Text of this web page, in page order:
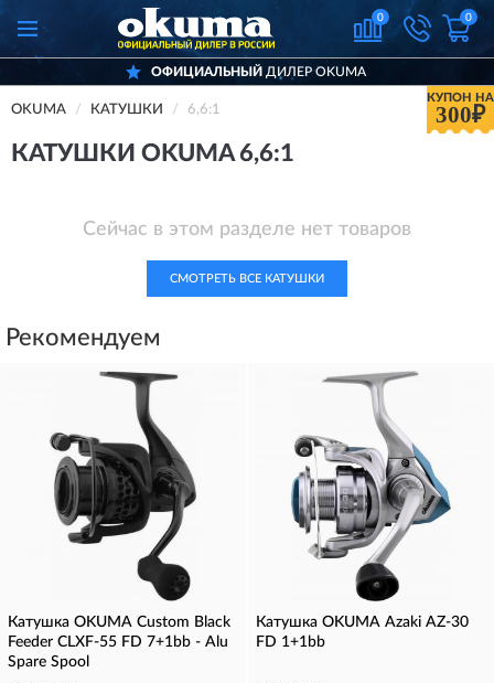
0 0
ОФИЦИАЛЬНЫЙ ДИЛЕР OKUMA
КУПОН НА
300₽
OKUMA КАТУШКИ 6,6:1
КАТУШКИ OKUMA 6,6:1
Сейчас в этом разделе нет товаров
СМОТРЕТЬ ВСЕ КАТУШКИ
Рекомендуем
Катушка OKUMA Custom Black
Feeder CLXF-55 FD 7+1bb - Alu
Spare Spool
Катушка OKUMA Azaki AZ-30
FD 1+1bb